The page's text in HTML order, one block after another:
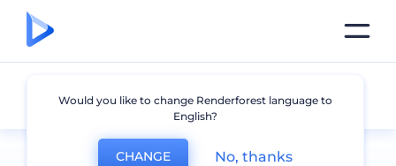
ゴジラ
Would you like to change Renderforest language to
English?
CHANGE No, thanks